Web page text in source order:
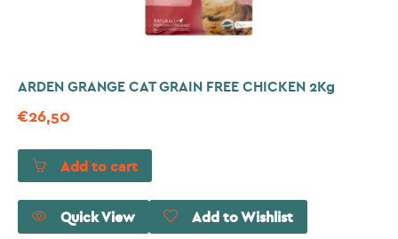
ARDEN GRANGE CAT GRAIN FREE CHICKEN 2Kg
€26,50
Add to cart
Quick View Add to Wishlist